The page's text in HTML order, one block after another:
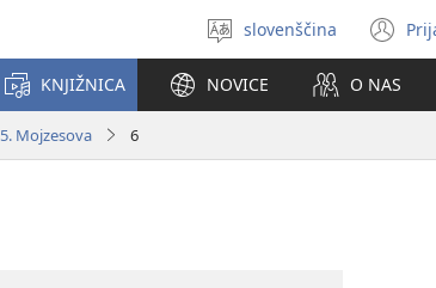
Izberite
jezik
slovenščina
KNJIŽNICA NOVICE O NAS
5. Mojzesova 6